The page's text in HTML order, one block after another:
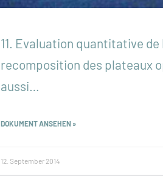
11. Evaluation quantitative de
recomposition des plateaux
aussi…
DOKUMENT ANSEHEN »
12. September 2014